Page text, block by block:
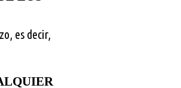
es decir,